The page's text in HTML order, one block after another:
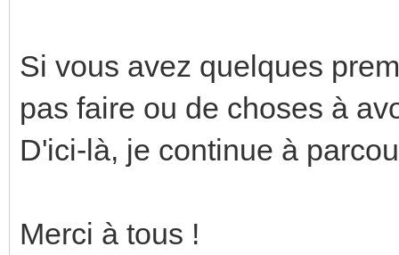
Si vous avez quelques
pas faire ou de choses à
D'ici-là, je continue à
Merci à tous !